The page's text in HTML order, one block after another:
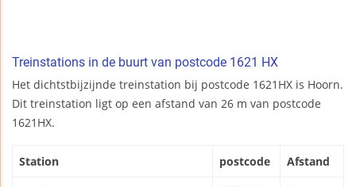
Treinstations in de buurt van postcode 1621 HX
Het dichtstbijzijnde treinstation bij postcode 1621HX is Hoorn.
Dit treinstation ligt op een afstand van 26 m van postcode
1621HX.
Station postcode Afstand